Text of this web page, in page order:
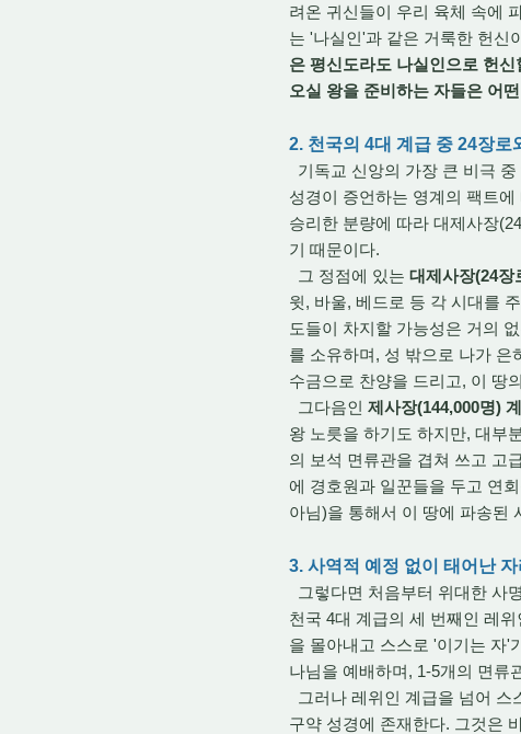
려온 귀신들이 우리 육체 속에
는 '나실인'과 같은 거룩한 헌신
은 평신도라도 나실인으로 헌
오실 왕을 준비하는 자들은 어
2. 천국의 4대 계급 중 24장로
기독교 신앙의 가장 큰 비극
성경이 증언하는 영계의 팩트
승리한 분량에 따라 대제사장
기 때문이다.
그 정점에 있는 대제사장(24장
윗, 바울, 베드로 등 각 시대를
도들이 차지할 가능성은 거의
를 소유하며, 성 밖으로 나가 은
수금으로 찬양을 드리고, 이 땅
그다음인 제사장(144,000명)
왕 노릇을 하기도 하지만, 대부
의 보석 면류관을 겹쳐 쓰고 고
에 경호원과 일꾼들을 두고 연
아님)을 통해서 이 땅에 파송된
3. 사역적 예정 없이 태어난
그렇다면 처음부터 위대한 사
천국 4대 계급의 세 번째인 레
을 몰아내고 스스로 '이기는 자'
나님을 예배하며, 1-5개의 면류
그러나 레위인 계급을 넘어 스
구약 성경에 존재한다. 그것은